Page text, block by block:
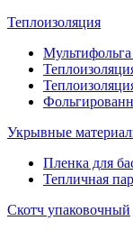
Теплоизоляция
Укрывные
Пленка для
Тепличная
Скотч упаковочный